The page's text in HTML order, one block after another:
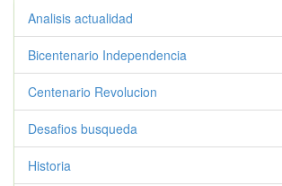
Analisis actualidad
Bicentenario Independencia
Centenario Revolucion
Desafios busqueda
Historia